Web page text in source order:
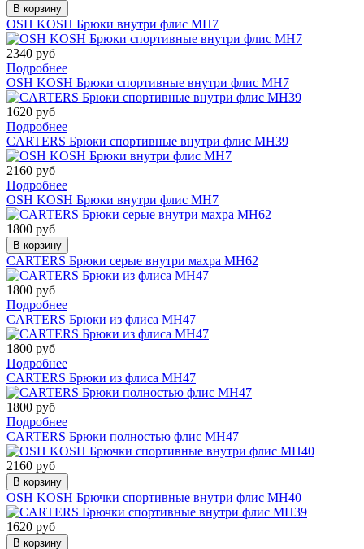
В корзину
OSH KOSH Брюки внутри флис МН7
2340 руб
Подробнее
OSH KOSH Брюки спортивные внутри флис МН7
1620 руб
Подробнее
CARTERS Брюки спортивные внутри флис МН39
2160 руб
Подробнее
OSH KOSH Брюки внутри флис МН7
1800 руб
В корзину
CARTERS Брюки серые внутри махра МН62
1800 руб
Подробнее
CARTERS Брюки из флиса МН47
1800 руб
Подробнее
CARTERS Брюки из флиса МН47
1800 руб
Подробнее
CARTERS Брюки полностью флис МН47
2160 руб
В корзину
OSH KOSH Брючки спортивные внутри флис МН40
1620 руб
В корзину